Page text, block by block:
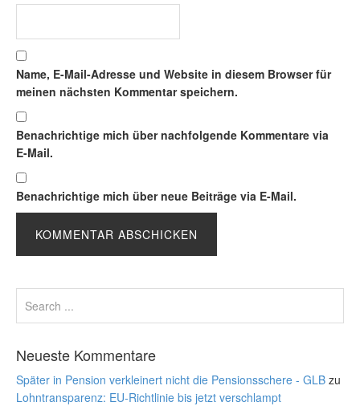
Name, E-Mail-Adresse und Website in diesem Browser für
meinen nächsten Kommentar speichern.
Benachrichtige mich über nachfolgende Kommentare via
E-Mail.
Benachrichtige mich über neue Beiträge via E-Mail.
Neueste Kommentare
Später in Pension verkleinert nicht die Pensionsschere - GLB zu
Lohntransparenz: EU-Richtlinie bis jetzt verschlampt